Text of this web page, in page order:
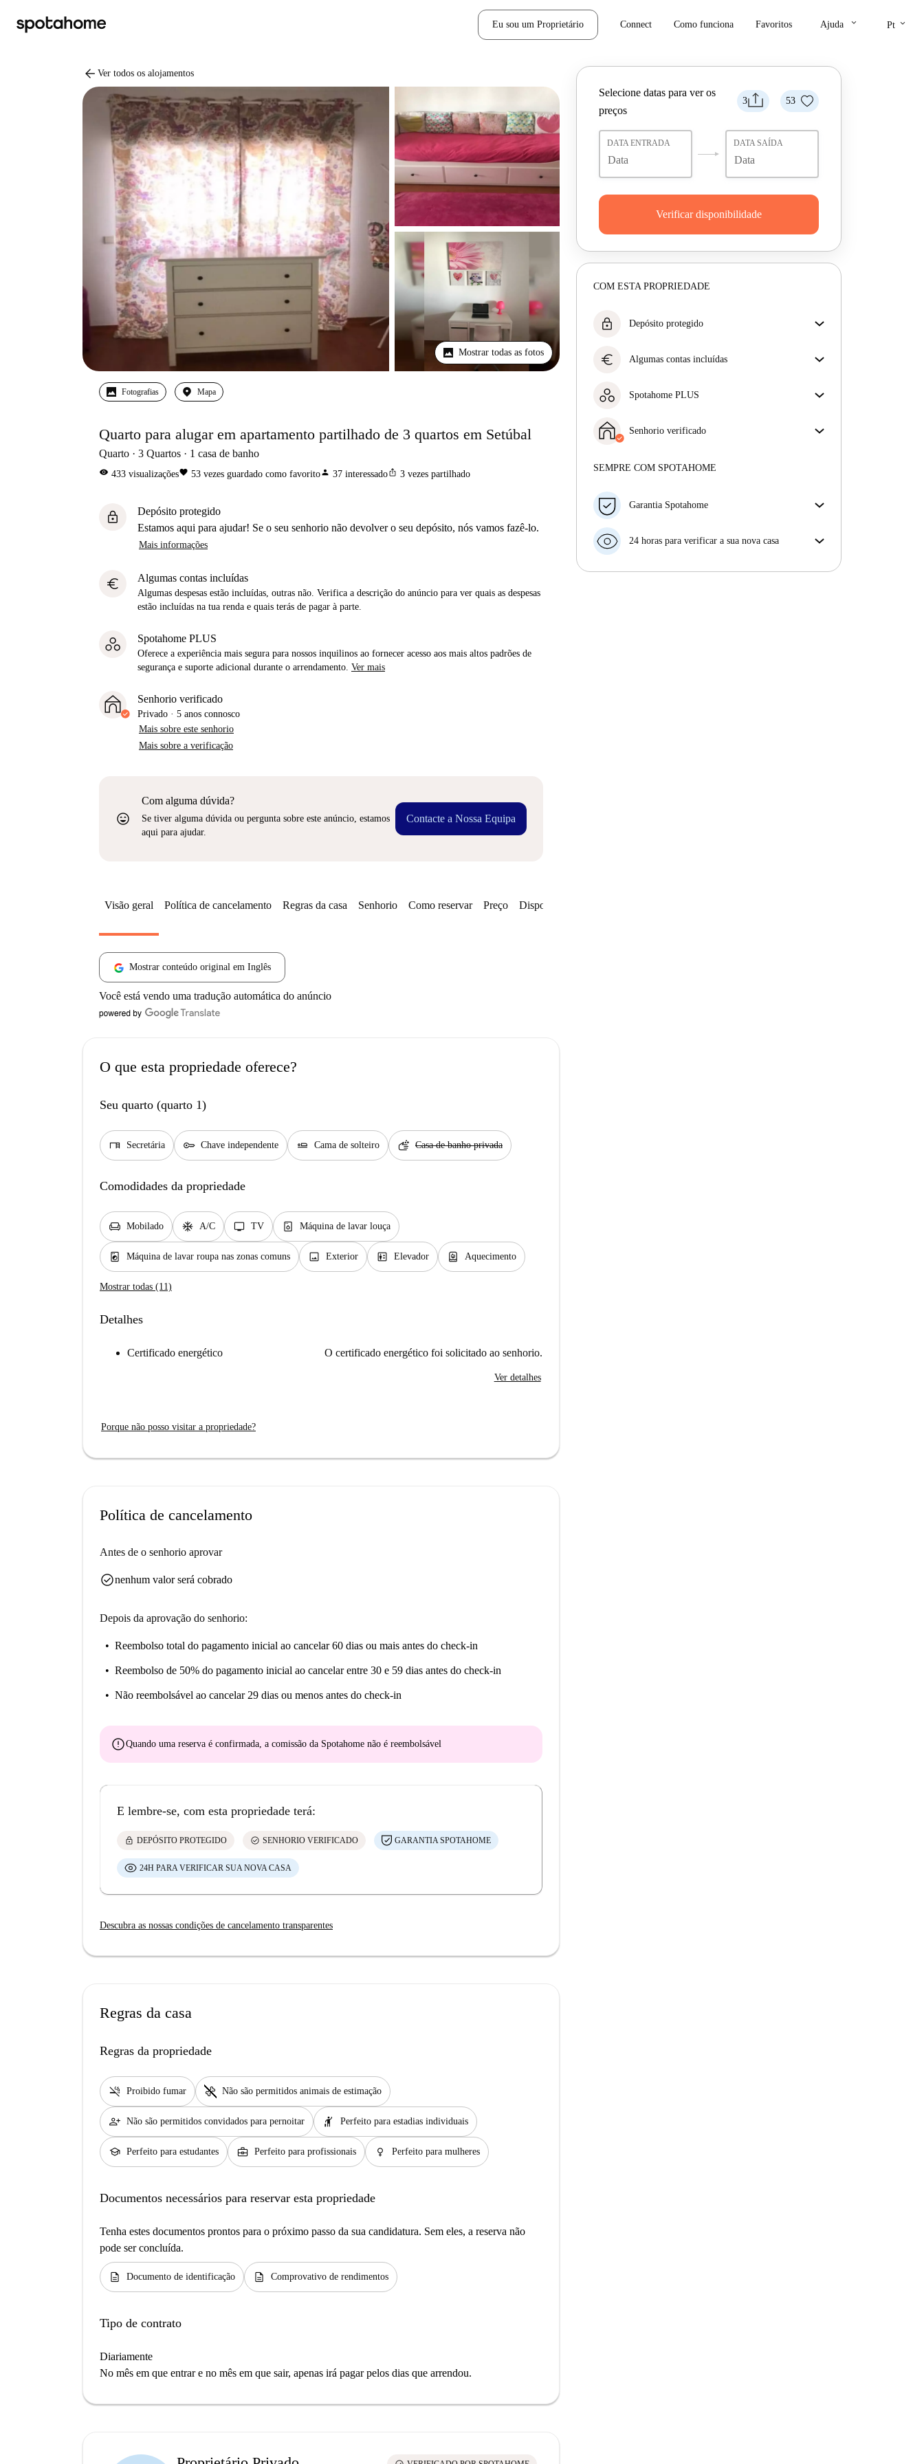
Eu sou um Proprietário Connect Como funciona Favoritos Ajuda keyboard_arrow_down Pt keyboard_arrow_down
arrow_back Ver todos os alojamentos
Mostrar todas as fotos
Fotografias Mapa
Quarto para alugar em apartamento partilhado de 3 quartos em Setúbal
Quarto 3 Quartos 1 casa de banho
visibility 433 visualizaçõesfavorite 53 vezes guardado como favoritoperson 37 interessadoios_share 3 vezes partilhado
lock
Depósito protegido
Estamos aqui para ajudar! Se o seu senhorio não devolver o seu depósito, nós vamos fazê-lo.
Mais informações
euro Algumas contas incluídas
Algumas despesas estão incluídas, outras não. Verifica a descrição do anúncio para ver quais as despesas
estão incluídas na tua renda e quais terás de pagar à parte.
Spotahome PLUS
Oferece a experiência mais segura para nossos inquilinos ao fornecer acesso aos mais altos padrões de
segurança e suporte adicional durante o arrendamento. Ver mais
Senhorio verificado
Privado · 5 anos connosco
Mais sobre este senhorio
Mais sobre a verificação
sentiment_very_satisfied
Com alguma dúvida?
Se tiver alguma dúvida ou pergunta sobre este anúncio, estamos
aqui para ajudar.
Contacte a Nossa Equipa
3 53
Selecione datas para ver os
preços
DATA ENTRADA DATA SAÍDA
Verificar disponibilidade
COM ESTA PROPRIEDADE
lock Depósito protegido
devolver o seu depósito, nós vamos fazê-lo.
euro Algumas contas incluídas
Verifica a descrição do anúncio para ver quais as
Spotahome PLUS
inquilinos ao fornecer acesso aos mais altos padrões
de segurança e suporte adicional durante o
Senhorio verificado
Mais sobre este senhorio
SEMPRE COM SPOTAHOME
Garantia Spotahome
antecedência, nós iremos A) pagar um hotel e ajudá-
seu dinheiro na totalidade.
24 horas para verificar a sua nova casa
Visão geral Política de cancelamento Regras da casa Senhorio Como reservar Preço Disponibilidades
Mostrar conteúdo original em Inglês
Você está vendo uma tradução automática do anúncio
O que esta propriedade oferece?
Seu quarto (quarto 1)
desk Secretária key Chave independente airline_seat_flat Cama de solteiro soap Casa de banho privada
Comodidades da propriedade
chair Mobilado ac_unit A/C tv TV dishwasher_gen Máquina de lavar louça
local_laundry_service Máquina de lavar roupa nas zonas comuns image Exterior elevator Elevador water_heater Aquecimento
Mostrar todas (11)
Detalhes
Certificado energético O certificado energético foi solicitado ao senhorio.
Ver detalhes
Porque não posso visitar a propriedade?
Política de cancelamento
Antes de o senhorio aprovar
check_circlenenhum valor será cobrado
Depois da aprovação do senhorio:
Reembolso total do pagamento inicial ao cancelar 60 dias ou mais antes do check-in
Reembolso de 50% do pagamento inicial ao cancelar entre 30 e 59 dias antes do check-in
Não reembolsável ao cancelar 29 dias ou menos antes do check-in
errorQuando uma reserva é confirmada, a comissão da Spotahome não é reembolsável
E lembre-se, com esta propriedade terá:
lock DEPÓSITO PROTEGIDO check_circle SENHORIO VERIFICADO GARANTIA SPOTAHOME
24H PARA VERIFICAR SUA NOVA CASA
Descubra as nossas condições de cancelamento transparentes
Regras da casa
Regras da propriedade
smoke_free Proibido fumar pet_supplies Não são permitidos animais de estimação
person_add Não são permitidos convidados para pernoitar hail Perfeito para estadias individuais
school Perfeito para estudantes business_center Perfeito para profissionais female Perfeito para mulheres
Documentos necessários para reservar esta propriedade
Tenha estes documentos prontos para o próximo passo da sua candidatura. Sem eles, a reserva não
pode ser concluída.
description Documento de identificação description Comprovativo de rendimentos
Tipo de contrato
Diariamente
No mês em que entrar e no mês em que sair, apenas irá pagar pelos dias que arrendou.